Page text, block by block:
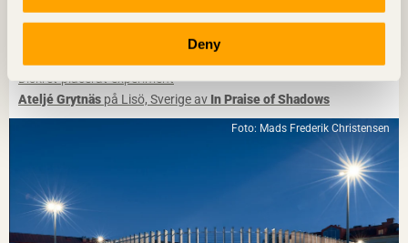
Deny
Diskret placerat experiment
Ateljé Grytnäs på Lisö, Sverige av In Praise of Shadows
Foto: Mads Frederik Christensen